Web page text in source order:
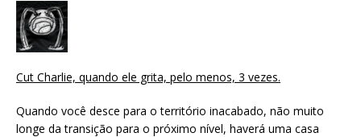
Cut Charlie, quando ele grita, pelo menos, 3 vezes.
Quando você desce para o território inacabado, não muito
longe da transição para o próximo nível, haverá uma casa